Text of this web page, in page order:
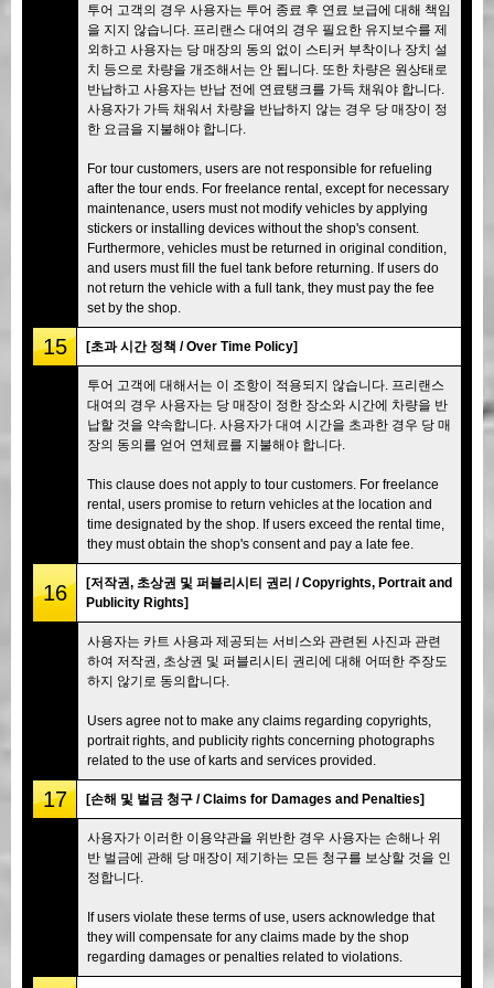
투어 고객의 경우 사용자는 투어 종료 후 연료 보급에 대해 책임
을 지지 않습니다. 프리랜스 대여의 경우 필요한 유지보수를 제
외하고 사용자는 당 매장의 동의 없이 스티커 부착이나 장치 설
치 등으로 차량을 개조해서는 안 됩니다. 또한 차량은 원상태로
반납하고 사용자는 반납 전에 연료탱크를 가득 채워야 합니다.
사용자가 가득 채워서 차량을 반납하지 않는 경우 당 매장이 정
한 요금을 지불해야 합니다.
For tour customers, users are not responsible for refueling
after the tour ends. For freelance rental, except for necessary
maintenance, users must not modify vehicles by applying
stickers or installing devices without the shop's consent.
Furthermore, vehicles must be returned in original condition,
and users must fill the fuel tank before returning. If users do
not return the vehicle with a full tank, they must pay the fee
set by the shop.
15 [초과 시간 정책 / Over Time Policy]
투어 고객에 대해서는 이 조항이 적용되지 않습니다. 프리랜스
대여의 경우 사용자는 당 매장이 정한 장소와 시간에 차량을 반
납할 것을 약속합니다. 사용자가 대여 시간을 초과한 경우 당 매
장의 동의를 얻어 연체료를 지불해야 합니다.
This clause does not apply to tour customers. For freelance
rental, users promise to return vehicles at the location and
time designated by the shop. If users exceed the rental time,
they must obtain the shop's consent and pay a late fee.
16
[저작권, 초상권 및 퍼블리시티 권리 / Copyrights, Portrait and
Publicity Rights]
사용자는 카트 사용과 제공되는 서비스와 관련된 사진과 관련
하여 저작권, 초상권 및 퍼블리시티 권리에 대해 어떠한 주장도
하지 않기로 동의합니다.
Users agree not to make any claims regarding copyrights,
portrait rights, and publicity rights concerning photographs
related to the use of karts and services provided.
17 [손해 및 벌금 청구 / Claims for Damages and Penalties]
사용자가 이러한 이용약관을 위반한 경우 사용자는 손해나 위
반 벌금에 관해 당 매장이 제기하는 모든 청구를 보상할 것을 인
정합니다.
If users violate these terms of use, users acknowledge that
they will compensate for any claims made by the shop
regarding damages or penalties related to violations.